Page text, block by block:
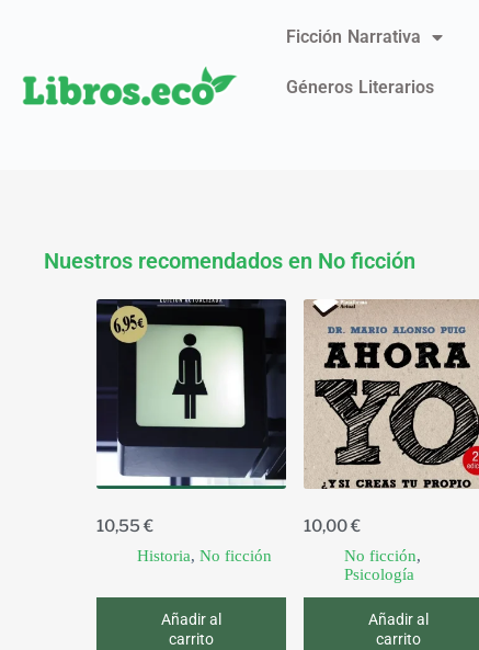
Ficción Narrativa
Géneros Literarios
Nuestros recomendados en No ficción
10,55 €
Historia, No ficción
Añadir al
carrito
10,00€
No ficción,
Psicología
Añadir al
carrito